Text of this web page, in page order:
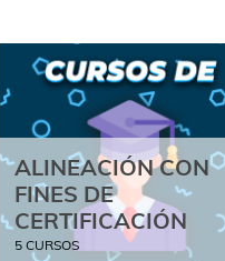
ALINEACIÓN CON
FINES DE
CERTIFICACIÓN
5 CURSOS